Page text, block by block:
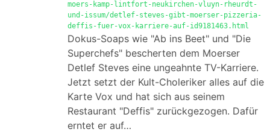
moers-kamp-lintfort-neukirchen-vluyn-rheurdt-
und-issum/detlef-steves-gibt-moerser-pizzeria-
deffis-fuer-vox-karriere-auf-id9181463.html
Dokus-Soaps wie "Ab ins Beet" und "Die
Superchefs" bescherten dem Moerser
Detlef Steves eine ungeahnte TV-Karriere.
Jetzt setzt der Kult-Choleriker alles auf die
Karte Vox und hat sich aus seinem
Restaurant "Deffis" zurückgezogen. Dafür
erntet er auf…